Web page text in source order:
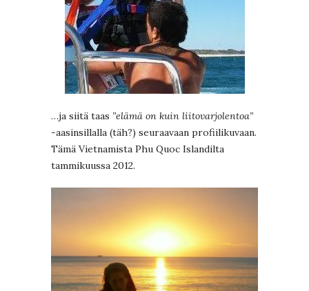
…ja siitä taas ”elämä on kuin liitovarjolentoa”
-aasinsillalla (täh?) seuraavaan profiilikuvaan.
Tämä Vietnamista Phu Quoc Islandilta
tammikuussa 2012.